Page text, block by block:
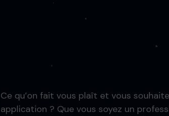
Ce qu’on fait vous plaît et vous
application ? Que vous soyez un